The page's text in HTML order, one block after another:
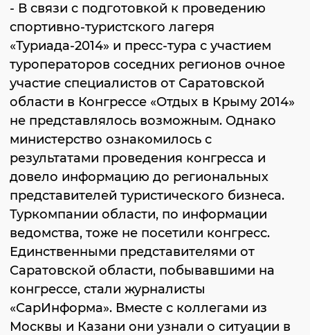
- В связи с подготовкой к проведению
спортивно-туристского лагеря
«Туриада-2014» и пресс-тура с участием
туроператоров соседних регионов очное
участие специалистов от Саратовской
области в Конгрессе «Отдых в Крыму 2014»
не представлялось возможным. Однако
министерство ознакомилось с
результатами проведения конгресса и
довело информацию до региональных
представителей туристического бизнеса.
Туркомпании области, по информации
ведомства, тоже не посетили конгресс.
Единственными представителями от
Саратовской области, побывавшими на
конгрессе, стали журналисты
«СарИнформа». Вместе с коллегами из
Москвы и Казани они узнали о ситуации в